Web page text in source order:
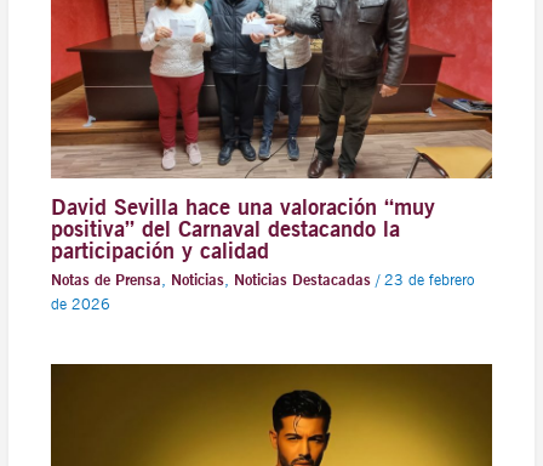
David Sevilla hace una valoración “muy
positiva” del Carnaval destacando la
participación y calidad
Notas de Prensa, Noticias, Noticias Destacadas/ 23 de febrero
de 2026